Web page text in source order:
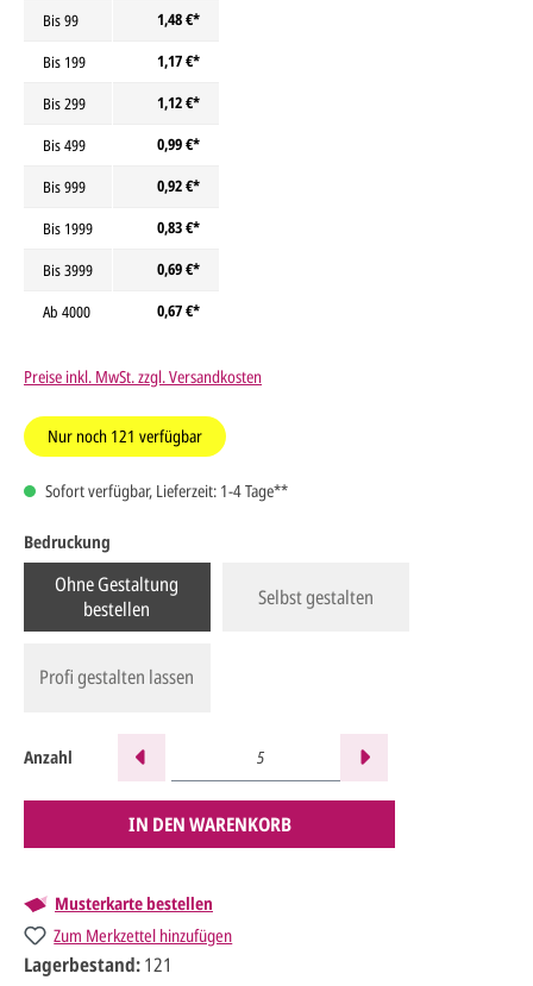
Bis99
1,48 €*
Bis 199
1,17 €*
Bis299
1,12 €*
Bis499
0,99 €*
Bis999
0,92 €*
Bis 1999
0,83 €*
Bis3999
0,69 €*
Ab 4000 0,67 €*
Preise inkl. MwSt. zzgl. Versandkosten
Nur noch 121 verfügbar
Sofort verfügbar, Lieferzeit: 1-4 Tage**
Bedruckung
Ohne Gestaltung
bestellen
Selbst gestalten
Profi gestalten lassen
Anzahl
IN DEN WARENKORB
Musterkarte bestellen
Zum Merkzettel hinzufügen
Lagerbestand:121